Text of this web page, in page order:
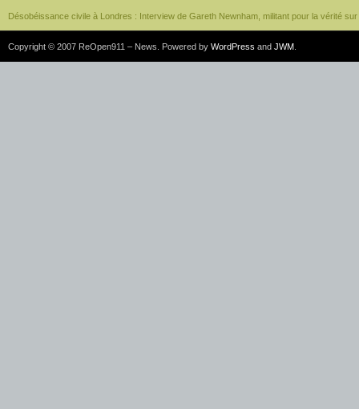
Désobéissance civile à Londres : Interview de Gareth Newnham, militant pour la vérité
Copyright © 2007 ReOpen911 – News. Powered by WordPress and JWM